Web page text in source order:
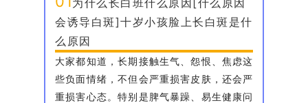
会诱导白斑]十岁小孩脸上长白斑是什
么原因
大家都知道，长期接触生气、怨恨、焦虑这
些负面情绪，不但会严重损害皮肤，还会严
重损害心态。特别是脾气暴躁、易生健康问